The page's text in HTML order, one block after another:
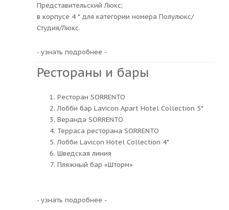
Представительский Люкс;
в корпусе 4 * для категории номера Полулюкс/
Студия/Люкс.
- узнать подробнее -
Рестораны и бары
Ресторан SORRENTO
Лобби бар Lavicon Apart Hotel Collection 5*
Веранда SORRENTO
Терраса ресторана SORRENTO
Лобби Lavicon Hotel Collection 4*
Шведская линия
Пляжный бар «Шторм»
- узнать подробнее -